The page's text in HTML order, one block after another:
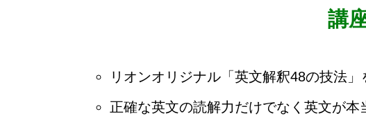
講
リオンオリジナル「英文解釈48の技法
正確な英文の読解力だけでなく英文が